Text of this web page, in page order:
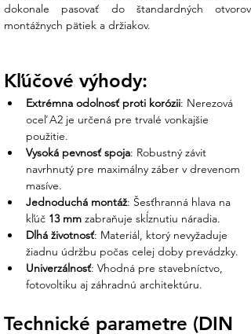
Parameter
Hodnota
Materiál
Nehrdzavejúca oceľ A2 (AISI
304)
Šírka hlavy
(Kľúč)
13 mm
Typ hlavy
Použitie
Drevené konštrukcie,
fotovoltika, exteriéry
Čo získate nákupom v Ensun?
Kvalitná skrutka je základom bezpečnosti na
streche. My v Ensun vám garantujeme:
Osobná podpora nášho tímu:
počtu skrutiek na jeden solárny držiak
dokonale pasovať do štandardných otvorov
montážnych pätiek a držiakov.
Kľúčové výhody:
Extrémna odolnosť proti korózii: Nerezová
oceľ A2 je určená pre trvalé vonkajšie
použitie.
Vysoká pevnosť spoja: Robustný závit
navrhnutý pre maximálny záber v drevenom
masíve.
Jednoduchá montáž: Šesťhranná hlava na
kľúč 13 mm zabraňuje skĺznutiu náradia.
Dlhá životnosť: Materiál, ktorý nevyžaduje
žiadnu údržbu počas celej doby prevádzky.
Univerzálnosť: Vhodná pre stavebníctvo,
fotovoltiku aj záhradnú architektúru.
Technické parametre (DIN